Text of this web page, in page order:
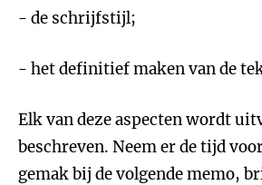
- de schrijfstijl;
- het definitief maken van de
Elk van deze aspecten wordt
beschreven. Neem er de tijd
gemak bij de volgende memo,